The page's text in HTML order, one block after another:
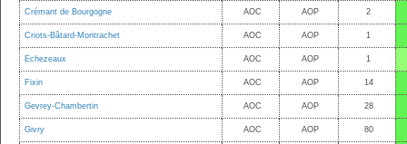
Crémant de Bourgogne
AOC AOP 2
Criots-Bâtard-Montrachet
AOC AOP 1
Echezeaux
AOC AOP 1
Fixin
AOC AOP 14
Gevrey-Chambertin
AOC AOP 28
Givry
AOC AOP 80